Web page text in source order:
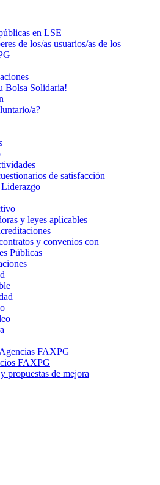
en LSE
de los/as usuarios/as de los
Bolsa Solidaria!
a?
de satisfacción
y leyes aplicables
y convenios con
Públicas
FAXPG
FAXPG
propuestas de mejora